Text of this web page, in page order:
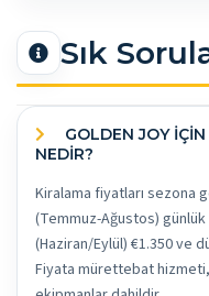
Sık
NEDİR?
Kiralama fiyatları sezona
(Temmuz-Ağustos)
(Haziran/Eylül) €1.350 ve
Fiyata mürettebat